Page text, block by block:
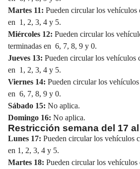
Martes 11: Pueden circular los vehículos
en 1, 2, 3, 4 y 5.
Miércoles 12: Pueden circular los
terminadas en 6, 7, 8, 9 y 0.
Jueves 13: Pueden circular los vehículos
en 1, 2, 3, 4 y 5.
Viernes 14: Pueden circular los
en 6, 7, 8, 9 y 0.
Sábado 15: No aplica.
Domingo 16: No aplica.
Restricción semana del 17
Lunes 17: Pueden circular los vehículos
en 1, 2, 3, 4 y 5.
Martes 18: Pueden circular los vehículos